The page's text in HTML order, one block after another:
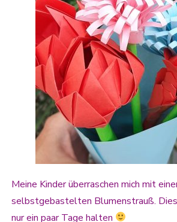
Meine Kinder überraschen mich mit
selbstgebastelten Blumenstrauß.
nur ein paar Tage halten